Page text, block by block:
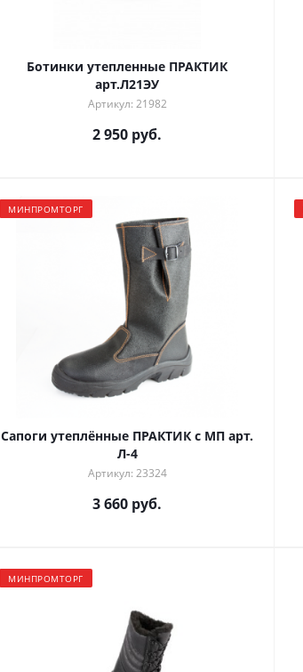
Ботинки утепленные ПРАКТИК
арт.Л21ЭУ
Артикул: 21982
2 950 руб.
МИНПРОМТОРГ
Сапоги утеплённые ПРАКТИК с МП арт.
Л-4
Артикул: 23324
3 660 руб.
МИНПРОМТОРГ